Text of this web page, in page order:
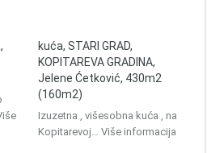
kuća, STARI GRAD,
KOPITAREVA GRADINA,
Jelene Ćetković, 430m2
(160m2)
Izuzetna , višesobna kuća , na
Kopitarevoj… Više informacija